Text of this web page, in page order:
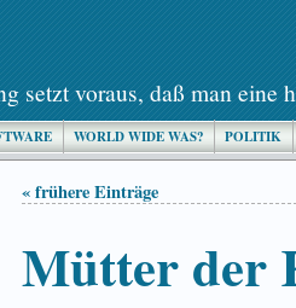
setzt voraus, daß man eine
WORLD WIDE WAS? POLITIK
« frühere Einträge
Mütter der